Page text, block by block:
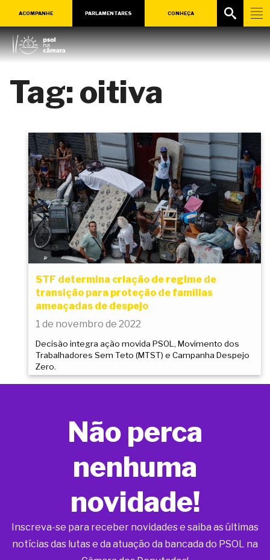
ACOMPANHE PARLAMENTARES CONHEÇA
Tag:oitiva
STF determina criação de regime de
transição para proteção de famílias
ameaçadas de despejo
1 de novembro de 2022
Decisão integra ação movida PSOL, Movimento dos
Trabalhadores Sem Teto (MTST) e Campanha Despejo
Zero.
Não perca
nenhuma
novidade!
Inscreva-se para receber novidades e saiba as últimas
notícias das lutas e da atuação da bancada do PSOL na